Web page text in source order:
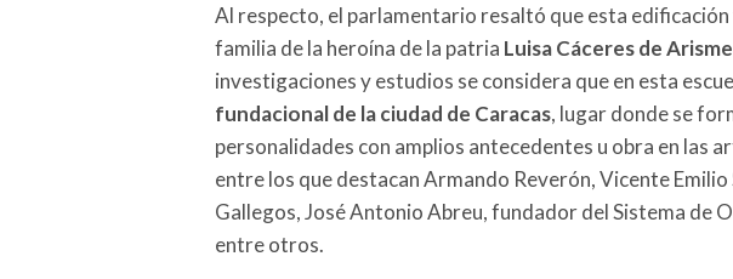
Al respecto, el parlamentario resaltó que esta
familia de la heroína de la patria Luisa Cáceres de
investigaciones y estudios se considera que en esta
fundacional de la ciudad de Caracas, lugar donde se
personalidades con amplios antecedentes u obra en las
entre los que destacan Armando Reverón, Vicente
Gallegos, José Antonio Abreu, fundador del Sistema de
entre otros.